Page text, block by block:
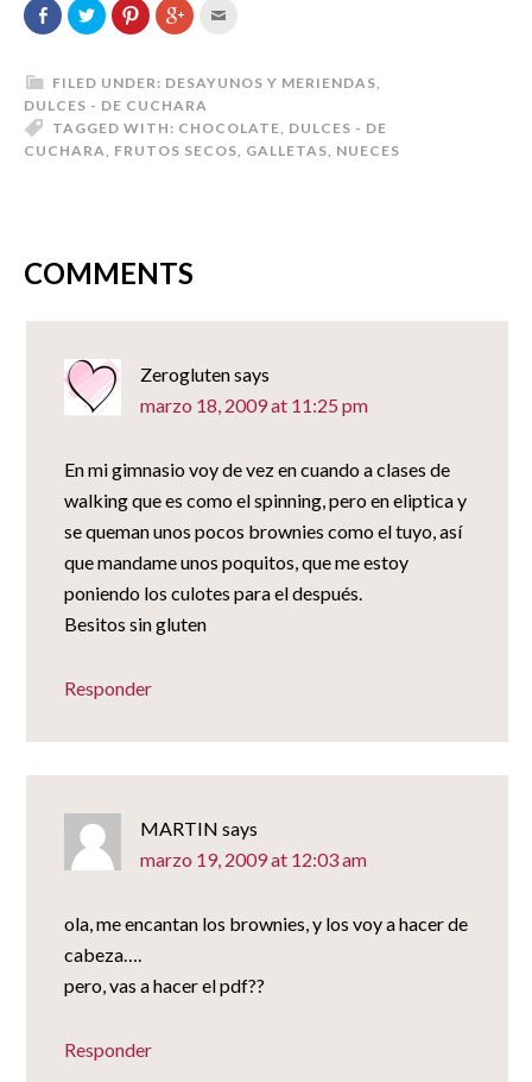
Comparte
en
Facebook
en
una
ventana
nueva)
Haz
clic
para
Twitter
(Se
abre
en
ventana
Haz
clic
para
Pinterest
(Se
abre
en
ventana
Haz
clic
Google+
(Se
abre
en
ventana
correo
un
(Se
FILED UNDER: DESAYUNOS Y MERIENDAS,
DULCES - DE CUCHARA
TAGGED WITH: CHOCOLATE, DULCES - DE
CUCHARA, FRUTOS SECOS, GALLETAS, NUECES
COMMENTS
Zeroglutensays
marzo 18, 2009 at 11:25 pm
En mi gimnasio voy de vez en cuando a clases de
walking que es como el spinning, pero en eliptica y
se queman unos pocos brownies como el tuyo, así
que mandame unos poquitos, que me estoy
poniendo los culotes para el después.
Besitos sin gluten
Responder
MARTIN says
marzo 19, 2009 at 12:03 am
ola, me encantan los brownies, y los voy a hacer de
cabeza….
pero, vas a hacer el pdf??
Responder